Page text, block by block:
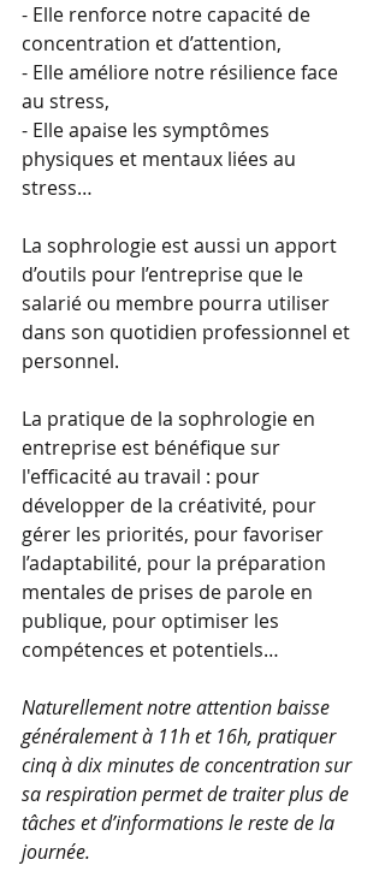
- Elle renforce notre capacité de
concentration et d’attention,
- Elle améliore notre résilience face
au stress,
- Elle apaise les symptômes
physiques et mentaux liées au
stress…
La sophrologie est aussi un apport
d’outils pour l’entreprise que le
salarié ou membre pourra utiliser
dans son quotidien professionnel et
personnel.
La pratique de la sophrologie en
entreprise est bénéfique sur
l'efficacité au travail : pour
développer de la créativité, pour
gérer les priorités, pour favoriser
l’adaptabilité, pour la préparation
mentales de prises de parole en
publique, pour optimiser les
compétences et potentiels…
Naturellement notre attention baisse
généralement à 11h et 16h, pratiquer
cinq à dix minutes de concentration sur
sa respiration permet de traiter plus de
tâches et d’informations le reste de la
journée.